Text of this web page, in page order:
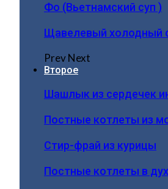
Фо (Вьетнамский суп )
Щавелевый холодный
PrevNext
Второе
Шашлык из сердечек
Постные котлеты из
Стир-фрай из курицы
Постные котлеты в